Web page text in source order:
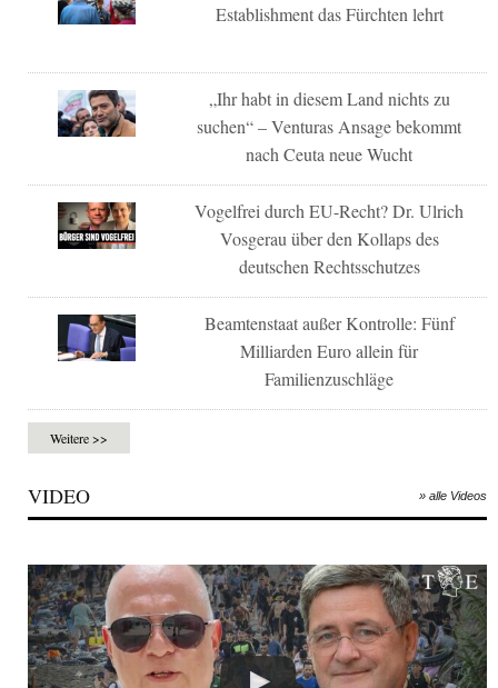
Establishment das Fürchten lehrt
„Ihr habt in diesem Land nichts zu
suchen“ – Venturas Ansage bekommt
nach Ceuta neue Wucht
Vogelfrei durch EU-Recht? Dr. Ulrich
Vosgerau über den Kollaps des
deutschen Rechtsschutzes
Beamtenstaat außer Kontrolle: Fünf
Milliarden Euro allein für
Familienzuschläge
Weitere >>
VIDEO » alle Videos